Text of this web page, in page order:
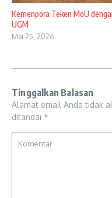
Kemenpora Teken MoU
UGM
Mei 25, 2026
Tinggalkan Balasan
Alamat email Anda tidak
ditandai *